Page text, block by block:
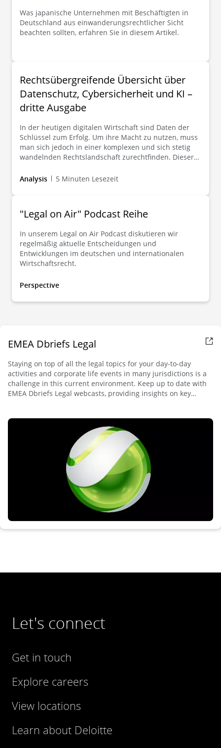
Was japanische Unternehmen mit Beschäftigten in
Deutschland aus einwanderungsrechtlicher Sicht
beachten sollten, erfahren Sie in diesem Artikel.
Rechtsübergreifende Übersicht über
Datenschutz, Cybersicherheit und KI –
dritte Ausgabe
In der heutigen digitalen Wirtschaft sind Daten der
Schlüssel zum Erfolg. Um ihre Macht zu nutzen, muss
man sich jedoch in einer komplexen und sich stetig
wandelnden Rechtslandschaft zurechtfinden. Dieser
die jüngsten Entwicklungen und künftigen Trends in
den Bereichen Datenschutz, Cybersicherheit und
Analysis 5 Minuten Lesezeit
"Legal on Air" Podcast Reihe
In unserem Legal on Air Podcast diskutieren wir
regelmäßig aktuelle Entscheidungen und
Entwicklungen im deutschen und internationalen
Wirtschaftsrecht.
Perspective
EMEA Dbriefs Legal
Staying on top of all the legal topics for your day-to-day
activities and corporate life events in many jurisdictions is a
challenge in this current environment. Keep up to date with
EMEA Dbriefs Legal webcasts, providing insights on key
Let's connect
Get in touch
Explore careers
View locations
Learn about Deloitte